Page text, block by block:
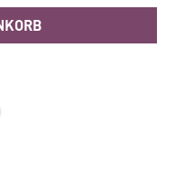
erwarten.Material
6.2 cm Höhe:
10 Jahre